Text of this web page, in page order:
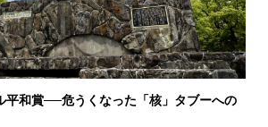
平和賞──危うくなった「核」タブーへの